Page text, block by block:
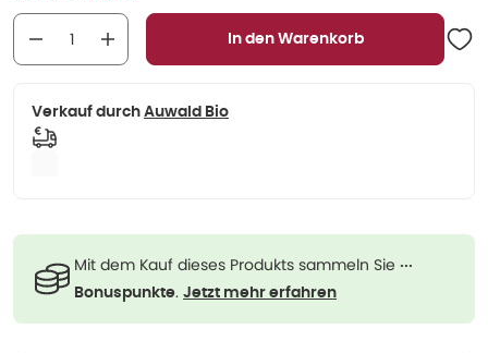
In den Warenkorb
Verkauf durch Auwald Bio
Mit dem Kauf dieses Produkts sammeln Sie ···
Bonuspunkte. Jetzt mehr erfahren